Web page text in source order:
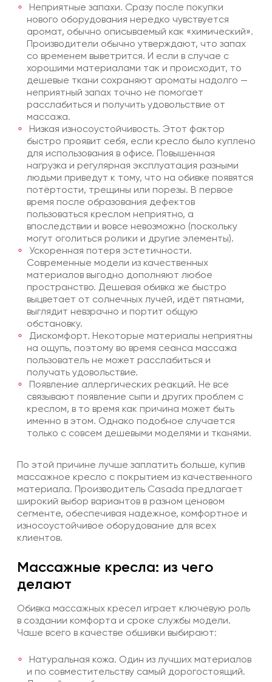
Неприятные запахи. Сразу после покупки
нового оборудования нередко чувствуется
аромат, обычно описываемый как «химический».
Производители обычно утверждают, что запах
со временем выветрится. И если в случае с
хорошими материалами так и происходит, то
дешевые ткани сохраняют ароматы надолго —
неприятный запах точно не помогает
расслабиться и получить удовольствие от
массажа.
Низкая износоустойчивость. Этот фактор
быстро проявит себя, если кресло было куплено
для использования в офисе. Повышенная
нагрузка и регулярная эксплуатация разными
людьми приведут к тому, что на обивке появятся
потёртости, трещины или порезы. В первое
время после образования дефектов
пользоваться креслом неприятно, а
впоследствии и вовсе невозможно (поскольку
могут оголиться ролики и другие элементы).
Ускоренная потеря эстетичности.
Современные модели из качественных
материалов выгодно дополняют любое
пространство. Дешевая обивка же быстро
выцветает от солнечных лучей, идёт пятнами,
выглядит невзрачно и портит общую
обстановку.
Дискомфорт. Некоторые материалы неприятны
на ощупь, поэтому во время сеанса массажа
пользователь не может расслабиться и
получать удовольствие.
Появление аллергических реакций. Не все
связывают появление сыпи и других проблем с
креслом, в то время как причина может быть
именно в этом. Однако подобное случается
только с совсем дешевыми моделями и тканями.
По этой причине лучше заплатить больше, купив
массажное кресло с покрытием из качественного
материала. Производитель Casada предлагает
широкий выбор вариантов в разном ценовом
сегменте, обеспечивая надежное, комфортное и
износоустойчивое оборудование для всех
клиентов.
Массажные кресла: из чего
делают
Обивка массажных кресел играет ключевую роль
в создании комфорта и сроке службы модели.
Чаше всего в качестве обшивки выбирают:
Натуральная кожа. Один из лучших материалов
и по совместительству самый дорогостоящий.